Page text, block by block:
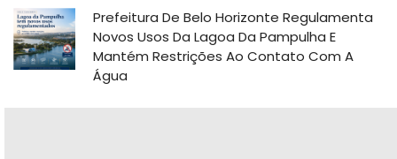
Prefeitura De Belo Horizonte Regulamenta
Novos Usos Da Lagoa Da Pampulha E
Mantém Restrições Ao Contato Com A
Água